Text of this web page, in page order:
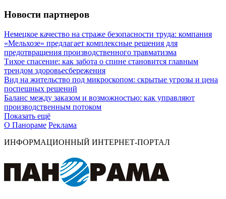
Новости партнеров
Немецкое качество на страже безопасности труда: компания
«Мельхозе» предлагает комплексные решения для
предотвращения производственного травматизма
Тихое спасение: как забота о спине становится главным
трендом здоровьесбережения
Вид на жительство под микроскопом: скрытые угрозы и цена
поспешных решений
Баланс между заказом и возможностью: как управляют
производственным потоком
Показать ещё
О Панораме Реклама
ИНФОРМАЦИОННЫЙ ИНТЕРНЕТ-ПОРТАЛ